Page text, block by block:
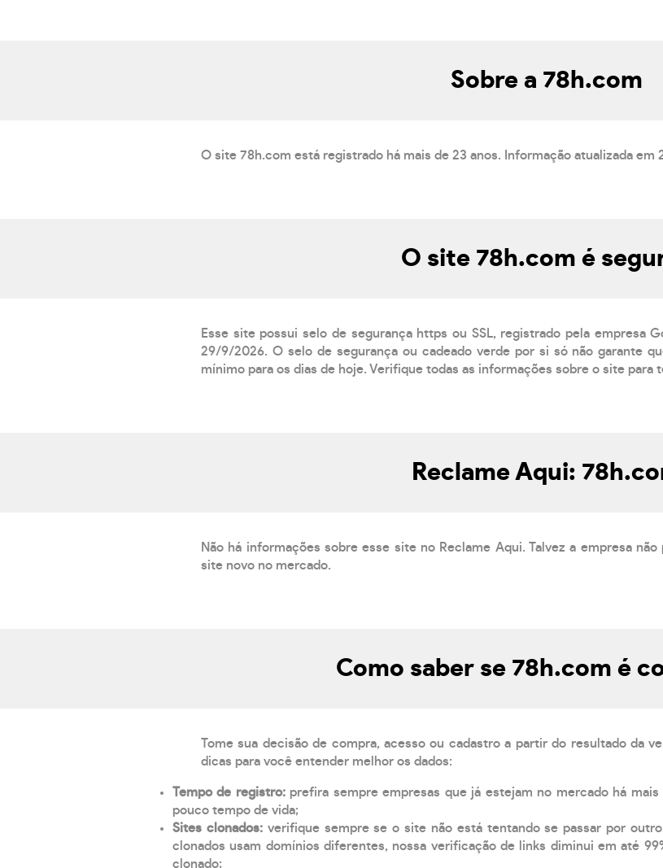
Sobre a 78h.com
O site 78h.com está registrado há mais de 23 anos. Informação atualizada em
O site 78h.com é
Esse site possui selo de segurança https ou SSL, registrado pela empresa
29/9/2026. O selo de segurança ou cadeado verde por si só não garante
mínimo para os dias de hoje. Verifique todas as informações sobre o site para
Reclame Aqui:
Não há informações sobre esse site no Reclame Aqui. Talvez a empresa
site novo no mercado.
Como saber se 78h.com é
Tome sua decisão de compra, acesso ou cadastro a partir do resultado da
dicas para você entender melhor os dados:
Tempo de registro: prefira sempre empresas que já estejam no mercado há
pouco tempo de vida;
Sites clonados: verifique sempre se o site não está tentando se passar por
clonados usam domínios diferentes, nossa verificação de links diminui em até
clonado;